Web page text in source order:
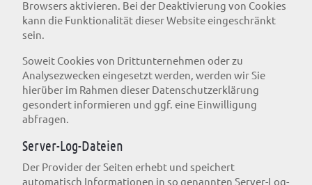
Browsers aktivieren. Bei der Deaktivierung von Cookies
kann die Funktionalität dieser Website eingeschränkt
sein.
Soweit Cookies von Drittunternehmen oder zu
Analysezwecken eingesetzt werden, werden wir Sie
hierüber im Rahmen dieser Datenschutzerklärung
gesondert informieren und ggf. eine Einwilligung
abfragen.
Server-Log-Dateien
Der Provider der Seiten erhebt und speichert
automatisch Informationen in so genannten Server-Log-